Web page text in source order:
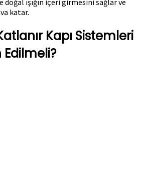
doğal ışığın içeri girmesini sağlar ve
katar.
Kapı Sistemleri